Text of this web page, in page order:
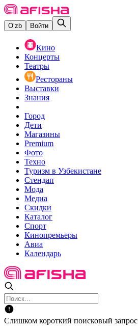
O‘zb Войти
Кино
Концерты
Театры
Рестораны
Выставки
Знания
Город
Дети
Магазины
Premium
Фото
Техно
Туризм в Узбекистане
Стендап
Мода
Медиа
Скидки
Каталог
Спорт
Кинопремьеры
Авиа
Календарь
Слишком короткий поисковый запрос